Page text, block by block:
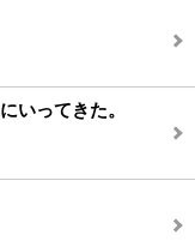
いってきた。